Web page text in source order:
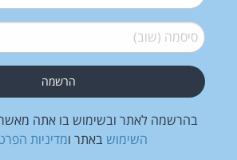
סיסמה (שוב)*
בהרשמה לאתר ובשימוש בו אתה
השימוש באתר ומדיניות